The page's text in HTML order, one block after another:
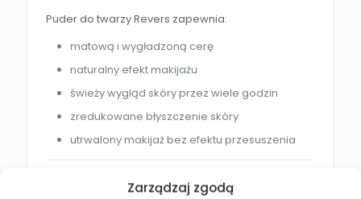
Zarządzaj zgodą
Puder do twarzy Revers zapewnia:
matową i wygładzoną cerę
naturalny efekt makijażu
świeży wygląd skóry przez wiele godzin
zredukowane błyszczenie skóry
utrwalony makijaż bez efektu przesuszenia
Jak używać pudru?